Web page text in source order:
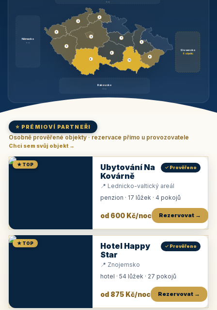
brzy
Německo
brzy
Slovensko
6 objektů
Rakousko
brzy
3
9
3
3
3
3
1
2
11
1
6
⭐ PRÉMIOVÍ PARTNEŘI
Osobně prověřené objekty · rezervace přímo u provozovatele
Chci sem svůj objekt →
★ TOP
Ubytování Na
Kovárně
✓ Prověřeno
📍 Lednicko-valtický areál
penzion · 17 lůžek · 4 pokojů
od 600 Kč/noc Rezervovat →
★ TOP
Hotel Happy
Star
✓ Prověřeno
📍 Znojemsko
hotel · 54 lůžek · 27 pokojů
od 875 Kč/noc Rezervovat →